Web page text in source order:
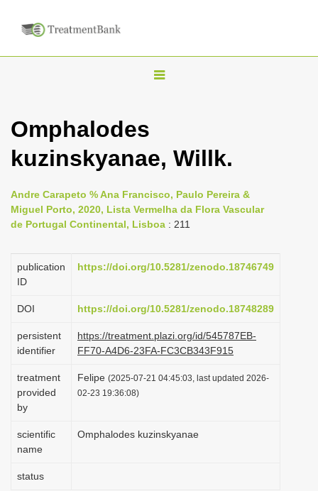
T
l
n
a
i
g
t
i
o
n
Omphalodes
kuzinskyanae, Willk.
Andre Carapeto % Ana Francisco, Paulo Pereira &
Miguel Porto, 2020, Lista Vermelha da Flora Vascular
de Portugal Continental, Lisboa : 211
publication
ID
https://doi.org/10.5281/zenodo.18746749
DOI https://doi.org/10.5281/zenodo.18748289
persistent
identifier
https://treatment.plazi.org/id/545787EB-
FF70-A4D6-23FA-FC3CB343F915
treatment
provided
by
Felipe (2025-07-21 04:45:03, last updated 2026-
02-23 19:36:08)
scientific
name
Omphalodes kuzinskyanae
status